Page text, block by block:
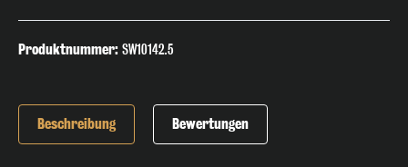
Produktnummer: SW10142.5
Beschreibung Bewertungen